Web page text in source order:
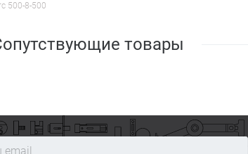
500-8-500
товары